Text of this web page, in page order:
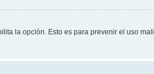
la opción. Esto es para prevenir el uso